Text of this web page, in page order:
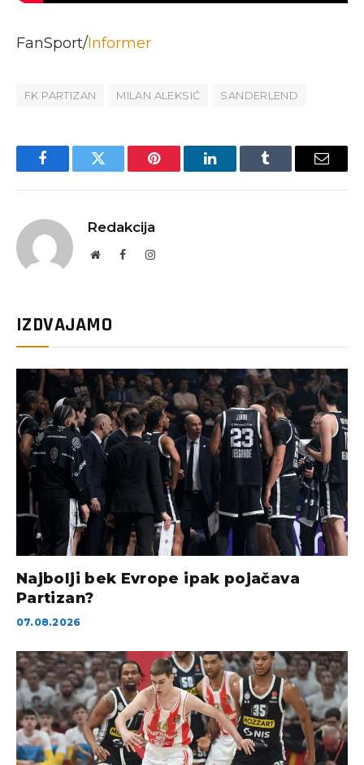
FanSport/Informer
FK PARTIZAN MILAN ALEKSIĆ SANDERLEND
FacebookTwitter Pinterest LinkedInTumblr Email
Redakcija
WebsiteFacebookInstagram
IZDVAJAMO
Najbolji bek Evrope ipak pojačava
Partizan?
07.08.2026